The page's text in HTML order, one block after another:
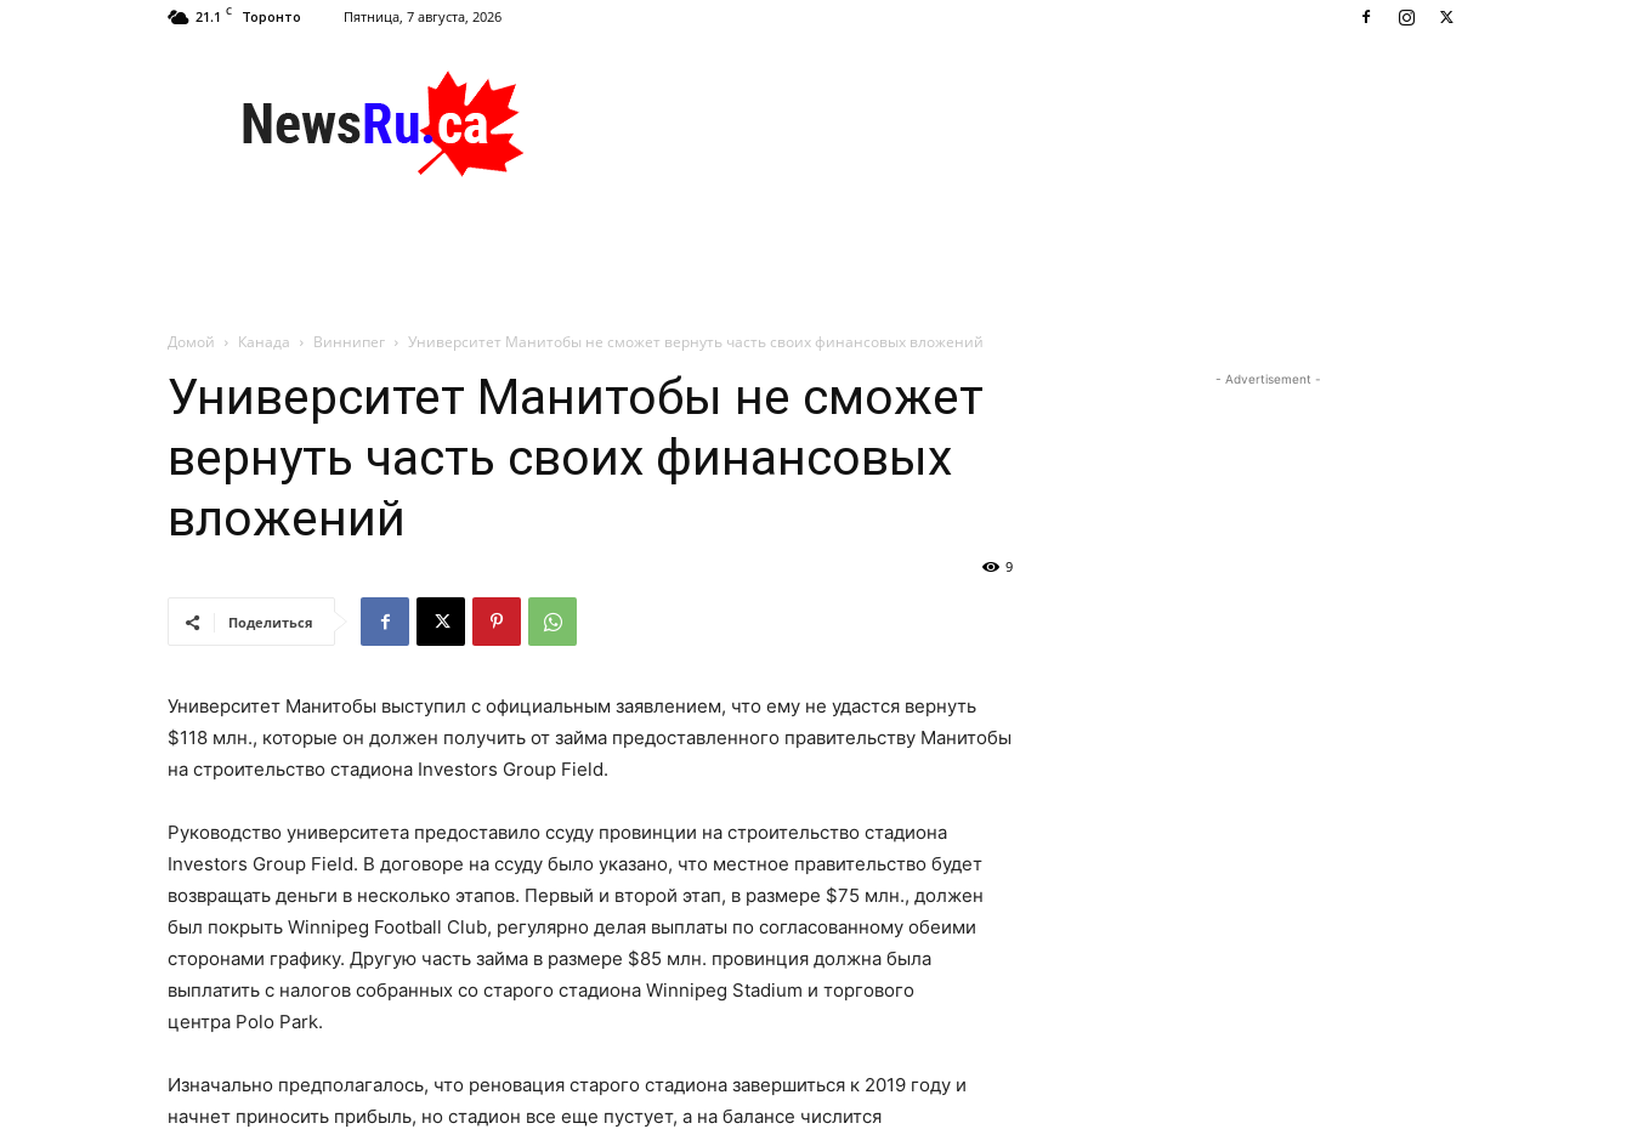
21.1 C Торонто Пятница, 7 августа, 2026
NewsRu.Ca
Домой Канада Виннипег Университет Манитобы не сможет вернуть часть своих финансовых вложений
Университет Манитобы не сможет
вернуть часть своих финансовых
вложений
9
Поделиться
Университет Манитобы выступил с официальным заявлением, что ему не удастся вернуть
$118 млн., которые он должен получить от займа предоставленного правительству Манитобы
на строительство стадиона Investors Group Field.
Руководство университета предоставило ссуду провинции на строительство стадиона
Investors Group Field. В договоре на ссуду было указано, что местное правительство будет
возвращать деньги в несколько этапов. Первый и второй этап, в размере $75 млн., должен
был покрыть Winnipeg Football Club, регулярно делая выплаты по согласованному обеими
сторонами графику. Другую часть займа в размере $85 млн. провинция должна была
выплатить с налогов собранных со старого стадиона Winnipeg Stadium и торгового
центра Polo Park.
Изначально предполагалось, что реновация старого стадиона завершиться к 2019 году и
начнет приносить прибыль, но стадион все еще пустует, а на балансе числится
- Advertisement -